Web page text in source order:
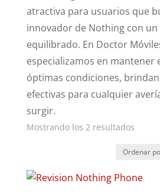
atractiva para usuarios que
innovador de Nothing con
equilibrado. En Doctor
especializamos en mantener
óptimas condiciones,
efectivas para cualquier
surgir.
Mostrando los 2 resultados
precio:
bajo